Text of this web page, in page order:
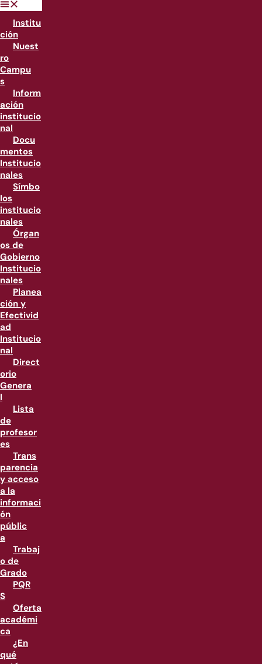
Institu
ción
Nuest
ro
Campu
s
Inform
ación
institucio
nal
Docu
mentos
Institucio
nales
Símbo
los
institucio
nales
Órgan
os de
Gobierno
Institucio
nales
Planea
ción y
Efectivid
ad
Institucio
nal
Direct
orio
Genera
l
Lista
de
profesor
es
Trans
parencia
y acceso
a la
informaci
ón
públic
a
Trabaj
o de
Grado
PQR
S
Oferta
académi
ca
¿En
qué